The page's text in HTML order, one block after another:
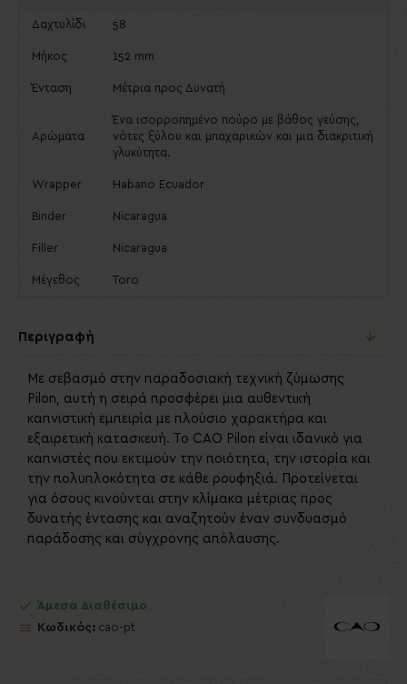
Δαχτυλίδι 58
Μήκος 152 mm
Ένταση Μέτρια προς Δυνατή
Αρώματα
Ένα ισορροπημένο πούρο με βάθος γεύσης,
νότες ξύλου και μπαχαρικών και μια διακριτική
γλυκύτητα.
Wrapper Habano Ecuador
Binder Nicaragua
Filler Nicaragua
Μέγεθος Toro
Περιγραφή
Με σεβασμό στην παραδοσιακή τεχνική ζύμωσης
Pilon, αυτή η σειρά προσφέρει μια αυθεντική
καπνιστική εμπειρία με πλούσιο χαρακτήρα και
εξαιρετική κατασκευή. Το CAO Pilon είναι ιδανικό για
καπνιστές που εκτιμούν την ποιότητα, την ιστορία και
την πολυπλοκότητα σε κάθε ρουφηξιά. Προτείνεται
για όσους κινούνται στην κλίμακα μέτριας προς
δυνατής έντασης και αναζητούν έναν συνδυασμό
παράδοσης και σύγχρονης απόλαυσης.
Άμεσα Διαθέσιμο
Κωδικός: cao-pt